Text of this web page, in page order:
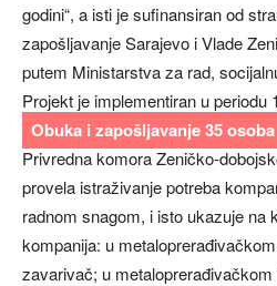
godini“, a isti je sufinansiran od
zapošljavanje Sarajevo i Vlade
putem Ministarstva za rad,
Projekt je implementiran u periodu
Obuka i zapošljavanje 35 osoba
Privredna komora Zeničko-
provela istraživanje potreba
radnom snagom, i isto ukazuje na
kompanija: u
zavarivač; u